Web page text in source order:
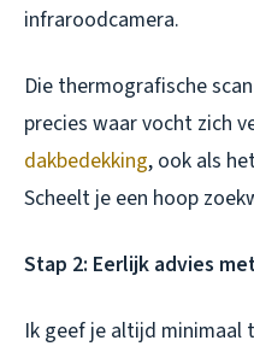
infraroodcamera.
Die thermografische
precies waar vocht zich
dakbedekking, ook als
Scheelt je een hoop
Stap 2: Eerlijk advies
Ik geef je altijd minimaal